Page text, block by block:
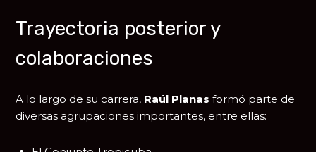
Trayectoria posterior y
colaboraciones
A lo largo de su carrera, Raúl Planas formó parte de
diversas agrupaciones importantes, entre ellas: